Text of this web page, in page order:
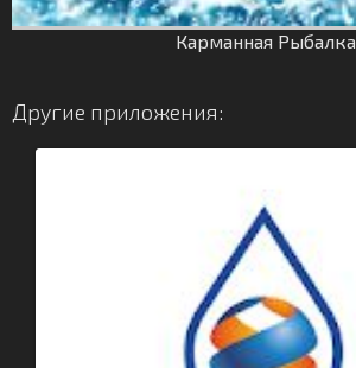
Карманная Рыбалка
Другие приложения: